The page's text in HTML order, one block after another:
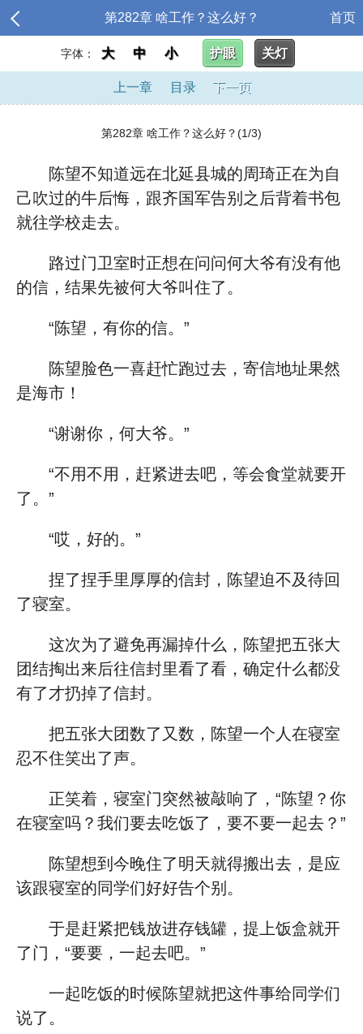
第282章 啥工作？这么好？ 首页
字体： 大 中 小 护眼 关灯
上一章 目录 下一页
第282章 啥工作？这么好？(1/3)
陈望不知道远在北延县城的周琦正在为自
己吹过的牛后悔，跟齐国军告别之后背着书包
就往学校走去。
路过门卫室时正想在问问何大爷有没有他
的信，结果先被何大爷叫住了。
“陈望，有你的信。”
陈望脸色一喜赶忙跑过去，寄信地址果然
是海市！
“谢谢你，何大爷。”
“不用不用，赶紧进去吧，等会食堂就要开
了。”
“哎，好的。”
捏了捏手里厚厚的信封，陈望迫不及待回
了寝室。
这次为了避免再漏掉什么，陈望把五张大
团结掏出来后往信封里看了看，确定什么都没
有了才扔掉了信封。
把五张大团数了又数，陈望一个人在寝室
忍不住笑出了声。
正笑着，寝室门突然被敲响了，“陈望？你
在寝室吗？我们要去吃饭了，要不要一起去？”
陈望想到今晚住了明天就得搬出去，是应
该跟寝室的同学们好好告个别。
于是赶紧把钱放进存钱罐，提上饭盒就开
了门，“要要，一起去吧。”
一起吃饭的时候陈望就把这件事给同学们
说了。